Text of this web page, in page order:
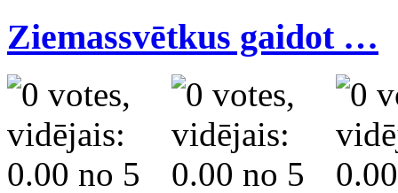
Ziemassvētkus gaidot …